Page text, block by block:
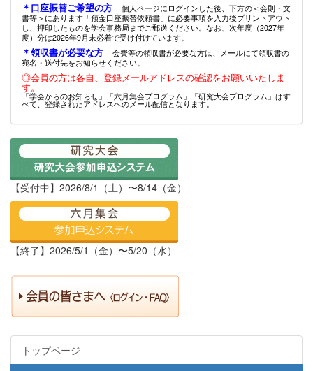
＊口座振替ご希望の方
個人ページにログインした後、下方の＜会則・文
書等＞にあります「預金口座振替依頼書」に必要事項を入力後プリントアウト
し、押印したものを学会事務局までご郵送ください。なお、次年度（2027年
度）分は2026年9月末必着で受け付けています。
＊領収書が必要な方
会費等の領収書が必要な方は、メールにて領収書の
宛名・送付先をお知らせください。
◎会員の方は各自、登録メールアドレスの確認をお願いいたしま
す。
「学会からのお知らせ」「六月集会プログラム」「研究大会プログラム」はす
べて、登録されたアドレスへのメール配信となります。
【受付中】2026/8/1（土）〜8/14（金）
【終了】2026/5/1（金）〜5/20（水）
トップページ